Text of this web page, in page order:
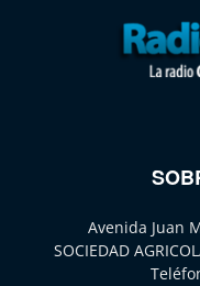
Avenida Juan
SOCIEDAD